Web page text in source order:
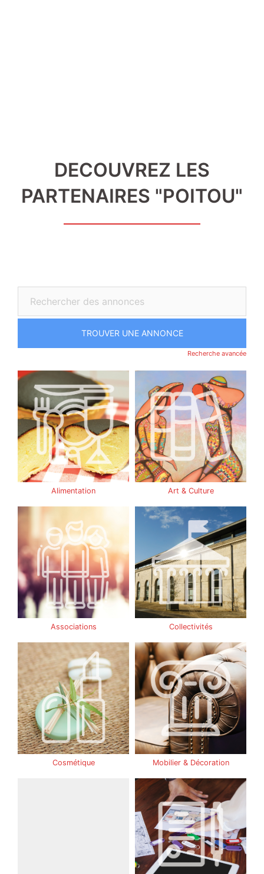
DECOUVREZ LES
PARTENAIRES "POITOU"
Recherche avancée
Alimentation Art & Culture
Associations Collectivités
Cosmétique Mobilier & Décoration